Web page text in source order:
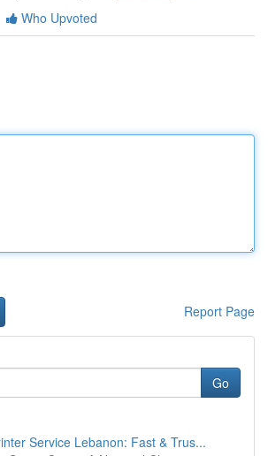
Who Upvoted
Report Page
Go
Service Lebanon: Fast & Trus...